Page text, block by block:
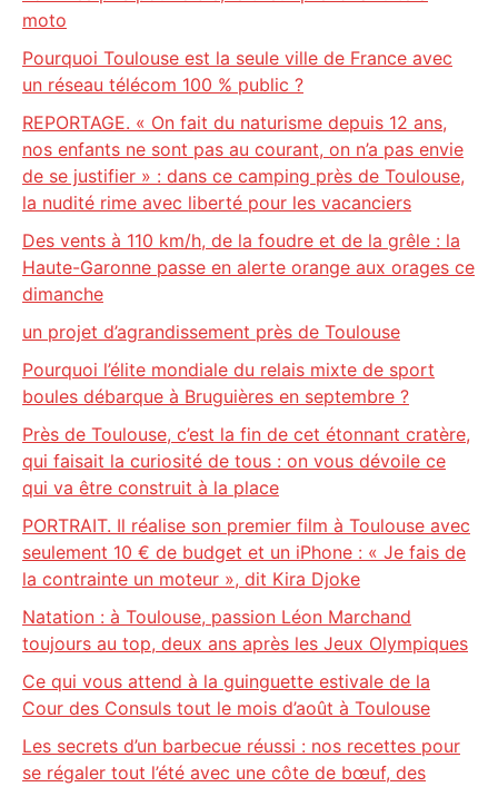
moto
Pourquoi Toulouse est la seule ville de France avec
un réseau télécom 100 % public ?
REPORTAGE. « On fait du naturisme depuis 12 ans,
nos enfants ne sont pas au courant, on n’a pas envie
de se justifier » : dans ce camping près de Toulouse,
la nudité rime avec liberté pour les vacanciers
Des vents à 110 km/h, de la foudre et de la grêle : la
Haute-Garonne passe en alerte orange aux orages ce
dimanche
un projet d’agrandissement près de Toulouse
Pourquoi l’élite mondiale du relais mixte de sport
boules débarque à Bruguières en septembre ?
Près de Toulouse, c’est la fin de cet étonnant cratère,
qui faisait la curiosité de tous : on vous dévoile ce
qui va être construit à la place
PORTRAIT. Il réalise son premier film à Toulouse avec
seulement 10 € de budget et un iPhone : « Je fais de
la contrainte un moteur », dit Kira Djoke
Natation : à Toulouse, passion Léon Marchand
toujours au top, deux ans après les Jeux Olympiques
Ce qui vous attend à la guinguette estivale de la
Cour des Consuls tout le mois d’août à Toulouse
Les secrets d’un barbecue réussi : nos recettes pour
se régaler tout l’été avec une côte de bœuf, des